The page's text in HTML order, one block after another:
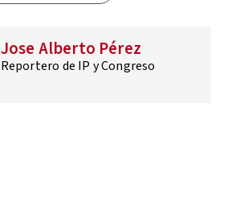
Jose Alberto Pérez
Reportero de IP y Congreso